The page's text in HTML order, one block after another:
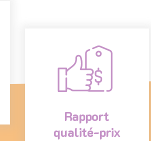
Rapport
qualité-prix